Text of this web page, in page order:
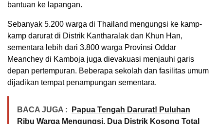
bantuan ke lapangan.
Sebanyak 5.200 warga di Thailand mengungsi ke kamp-
kamp darurat di Distrik Kantharalak dan Khun Han,
sementara lebih dari 3.800 warga Provinsi Oddar
Meanchey di Kamboja juga dievakuasi menjauhi garis
depan pertempuran. Beberapa sekolah dan fasilitas umum
dijadikan tempat penampungan sementara.
BACA JUGA :
Papua Tengah Darurat! Puluhan
Ribu Warga Mengungsi, Dua Distrik Kosong Total